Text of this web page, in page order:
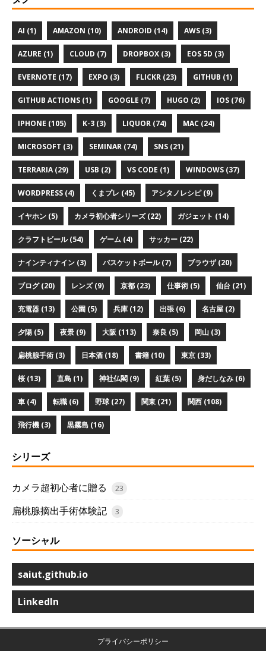
AI (1) AMAZON (10) ANDROID (14) AWS (3)
AZURE (1) CLOUD (7) DROPBOX (3) EOS 5D (3)
EVERNOTE (17) EXPO (3) FLICKR (23) GITHUB (1)
GITHUB ACTIONS (1) GOOGLE (7) HUGO (2) IOS (76)
IPHONE (105) K-3 (3) LIQUOR (74) MAC (24)
MICROSOFT (3) SEMINAR (74) SNS (21)
TERRARIA (29) USB (2) VS CODE (1) WINDOWS (37)
WORDPRESS (4) くまプレ (45) アシタノレシピ (9)
イヤホン (5) カメラ初心者シリーズ (22) ガジェット (14)
クラフトビール (54) ゲーム (4) サッカー (22)
ナインティナイン (3) バスケットボール (7) ブラウザ (20)
ブログ (20) レンズ (9) 京都 (23) 仕事術 (5) 仙台 (21)
充電器 (13) 公園 (5) 兵庫 (12) 出張 (6) 名古屋 (2)
夕陽 (5) 夜景 (9) 大阪 (113) 奈良 (5) 岡山 (3)
扁桃腺手術 (3) 日本酒 (18) 書籍 (10) 東京 (33)
桜 (13) 直島 (1) 神社仏閣 (9) 紅葉 (5) 身だしなみ (6)
車 (4) 転職 (6) 野球 (27) 関東 (21) 関西 (108)
飛行機 (3) 黒霧島 (16)
シリーズ
カメラ超初心者に贈る 23
扁桃腺摘出手術体験記 3
ソーシャル
saiut.github.io
LinkedIn
プライバシーポリシー